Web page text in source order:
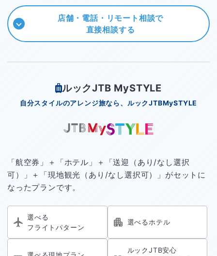
店舗・電話・リモート相談で
直接相談する
ルックJTB MySTYLE
自分スタイルのアレンジ旅なら、ルックJTBMySTYLE
「航空券」＋「ホテル」＋「送迎（あり/なし選択
可）」＋「現地観光（あり/なし選択可）」がセットに
なったプランです。
選べる
フライトパターン
選べるホテル
ルックJTB安心